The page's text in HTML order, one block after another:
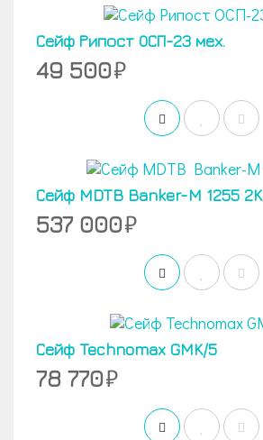
Сейф Рипост ОСП-23 мех.
49 500
Сейф MDTB Banker-M 1255 2K
537 000
Сейф Technomax GMK/5
78 770